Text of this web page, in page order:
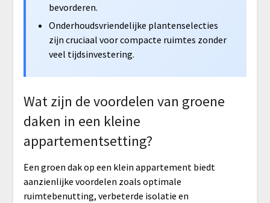
bevorderen.
Onderhoudsvriendelijke plantenselecties
zijn cruciaal voor compacte ruimtes zonder
veel tijdsinvestering.
Wat zijn de voordelen van groene
daken in een kleine
appartementsetting?
Een groen dak op een klein appartement biedt
aanzienlijke voordelen zoals optimale
ruimtebenutting, verbeterde isolatie en